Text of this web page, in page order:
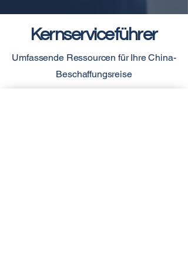
Kernserviceführer
Umfassende Ressourcen für Ihre China-
Beschaffungsreise